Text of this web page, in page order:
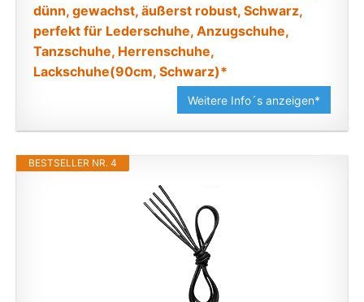
dünn, gewachst, äußerst robust, Schwarz,
perfekt für Lederschuhe, Anzugschuhe,
Tanzschuhe, Herrenschuhe,
Lackschuhe(90cm, Schwarz)*
Weitere Info´s anzeigen*
BESTSELLER NR. 4